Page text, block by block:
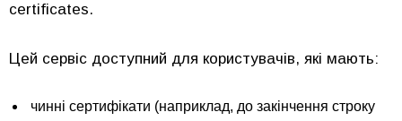
certificates.
Цей сервіс доступний для користувачів, які мають:
чинні сертифікати (наприклад, до закінчення строку